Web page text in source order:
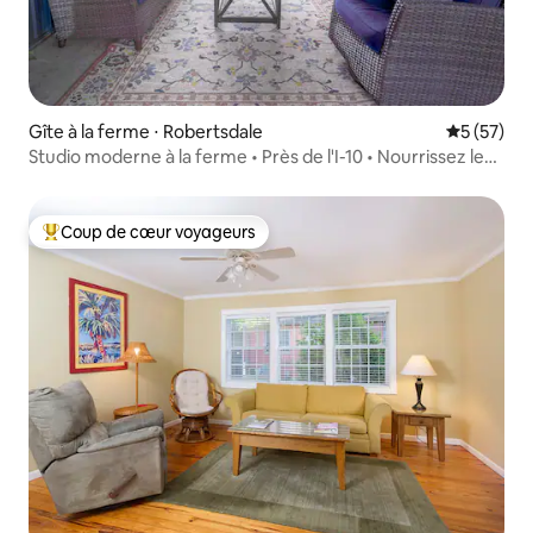
Gîte à la ferme ⋅ Robertsdale
5 (57)
Studio moderne à la ferme • Près de l'I-10 • Nourrissez les
Coups de cœur voyageurs les plus appréciés
Coup de cœur voyageurs